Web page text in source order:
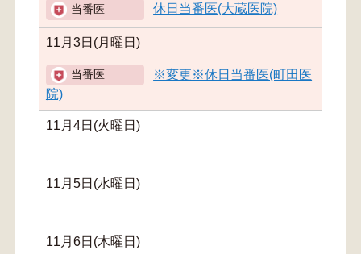
休日当番医(大蔵医院)
11月3日(月曜日)
※変更※休日当番医(町田医
院)
11月4日(火曜日)
11月5日(水曜日)
11月6日(木曜日)